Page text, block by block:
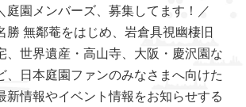
庭園メンバーズ、募集してます！／
勝 無鄰菴をはじめ、岩倉具視幽棲旧
、世界遺産・高山寺、大阪・慶沢園な
、日本庭園ファンのみなさまへ向けた
新情報やイベント情報をお知らせする